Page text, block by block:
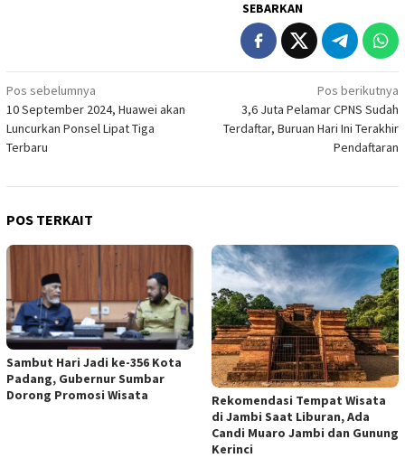
SEBARKAN
Navigasi
pos
Pos sebelumnya
10 September 2024, Huawei akan
Luncurkan Ponsel Lipat Tiga
Terbaru
Pos berikutnya
3,6 Juta Pelamar CPNS Sudah
Terdaftar, Buruan Hari Ini Terakhir
Pendaftaran
POS TERKAIT
Sambut Hari Jadi ke-356 Kota
Padang, Gubernur Sumbar
Dorong Promosi Wisata
Rekomendasi Tempat Wisata
di Jambi Saat Liburan, Ada
Candi Muaro Jambi dan Gunung
Kerinci